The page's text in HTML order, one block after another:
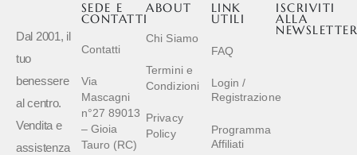
Dal 2001, il
tuo
benessere
al centro.
Vendita e
assistenza
LINK
UTILI
FAQ
Login /
Registrazione
Programma
Affiliati
ABOUT
Chi Siamo
Termini e
Condizioni
Privacy
Policy
SEDE E
CONTATTI
Contatti
Via
Mascagni
n°27 89013
– Gioia
Tauro (RC)
ISCRIVITI
ALLA